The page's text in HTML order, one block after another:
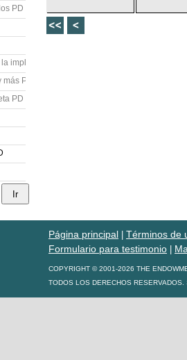
PD
implantación PD
PD
PD
Página principal
Términos de
Formulario para testimonio
COPYRIGHT © 2001-2026 THE
TODOS LOS DERECHOS